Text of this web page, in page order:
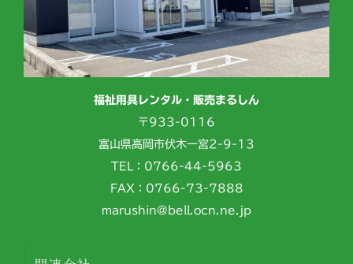
福祉用具レンタル・販売まるしん
〒933-0116
富山県高岡市伏木一宮2-9-13
TEL：0766-44-5963
FAX：0766-73-7888
marushin@bell.ocn.ne.jp